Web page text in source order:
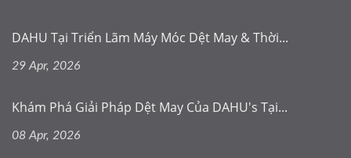
DAHU Tại Triển Lãm Máy Móc Dệt May & Thời...
29 Apr, 2026
Khám Phá Giải Pháp Dệt May Của DAHU's Tại...
08 Apr, 2026